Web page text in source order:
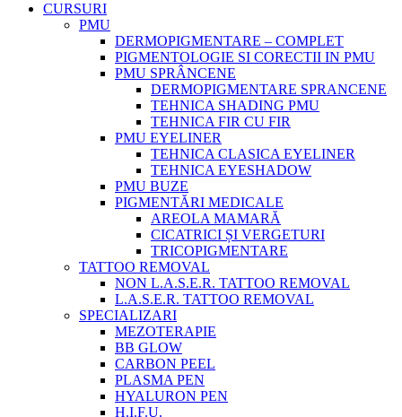
CURSURI
PMU
DERMOPIGMENTARE – COMPLET
PIGMENTOLOGIE SI CORECTII IN PMU
PMU SPRÂNCENE
DERMOPIGMENTARE SPRANCENE
TEHNICA SHADING PMU
TEHNICA FIR CU FIR
PMU EYELINER
TEHNICA CLASICA EYELINER
TEHNICA EYESHADOW
PMU BUZE
PIGMENTĂRI MEDICALE
AREOLA MAMARĂ
CICATRICI ȘI VERGETURI
TRICOPIGMENTARE
TATTOO REMOVAL
NON L.A.S.E.R. TATTOO REMOVAL
L.A.S.E.R. TATTOO REMOVAL
SPECIALIZARI
MEZOTERAPIE
BB GLOW
CARBON PEEL
PLASMA PEN
HYALURON PEN
H.I.F.U.